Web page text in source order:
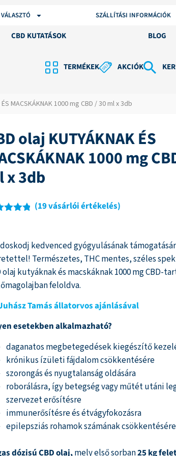
SZÁLLÍTÁSI INFORMÁCIÓK
CBD KUTATÁSOK BLOG
TERMÉKEK AKCIÓK
MACSKÁKNAK 1000 mg CBD / 30 ml x 3db
olaj KUTYÁKNAK ÉS
1000 mg
x 3db
(19vásárlói értékelés)
kedvenced gyógyulásának
Természetes, THC mentes, széles
olaj kutyáknak és macskáknak 1000 mg CBD-
feloldva.
Tamás állatorvos ajánlásával
esetekben alkalmazható?
daganatos megbetegedések kiegészítő
krónikus ízületi fájdalom csökkentésére
szorongás és nyugtalanság oldására
roborálásra, így betegség vagy műtét utáni
szervezet erősítésre
immunerősítésre és étvágyfokozásra
epilepsziás rohamok számának csökkentésére
dózisú CBD olaj,mely első sorban25 kg